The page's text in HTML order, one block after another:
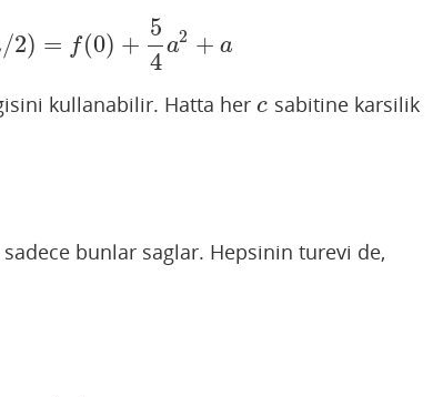
/2) = f(0) +
5
4
a2 + a
=f(0 +5 4a2+a
kullanabilir. Hatta herc
c sabitine karsilik
bunlar saglar. Hepsinin turevi de,